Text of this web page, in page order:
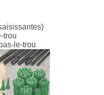
trou
le-trou